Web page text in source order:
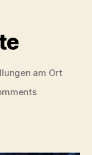
am Ort
on